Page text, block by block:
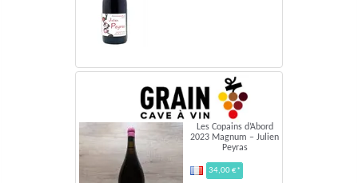
Les Copains d’Abord
2023 Magnum – Julien
Peyras
34,00 €*